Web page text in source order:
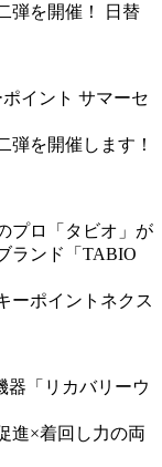
弾を開催！ 日替
ポイント サマーセ
弾を開催します！
プロ「タビオ」が
ランド「TABIO
ーポイントネクス
器「リカバリーウ
進×着回し力の両